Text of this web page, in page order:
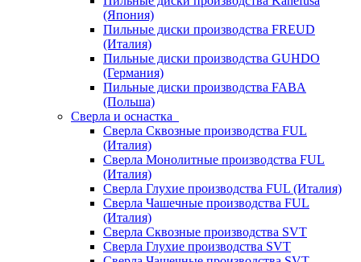
(Япония)
Пильные диски производства FREUD
(Италия)
Пильные диски производства GUHDO
(Германия)
Пильные диски производства FABA
(Польша)
Сверла и оснастка
Сверла Сквозные производства FUL
(Италия)
Сверла Монолитные производства FUL
(Италия)
Сверла Глухие производства FUL (Италия)
Сверла Чашечные производства FUL
(Италия)
Сверла Сквозные производства SVT
Сверла Глухие производства SVT